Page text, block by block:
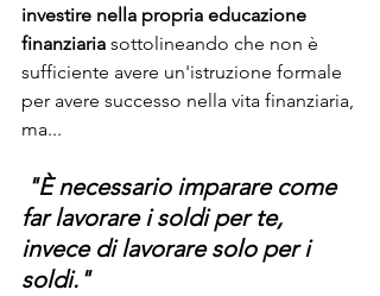
investire nella propria educazione
finanziaria sottolineando che non è
sufficiente avere un'istruzione formale
per avere successo nella vita finanziaria,
ma...
"È necessario imparare come
far lavorare i soldi per te,
invece di lavorare solo per i
soldi."